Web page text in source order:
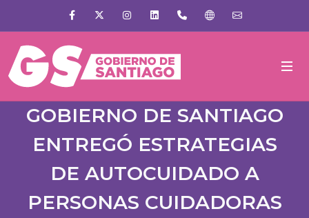
Facebook InstagramLinkedin+56 22 2509000
Gobierno de
GOBIERNO DE SANTIAGO
ENTREGÓ ESTRATEGIAS
DE AUTOCUIDADO A
PERSONAS CUIDADORAS